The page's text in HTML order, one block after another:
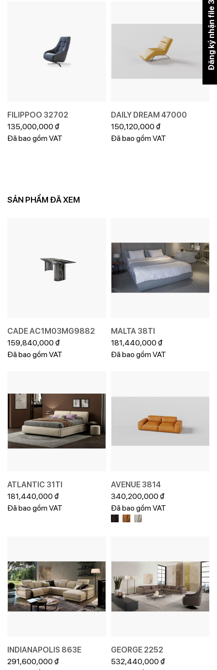
FILIPPOO 32702
135,000,000 ₫
Đã bao gồm VAT
DAILY DREAM 47000
150,120,000 ₫
Đã bao gồm VAT
SẢN PHẨM ĐÃ XEM
CADE AC1M03MG9882
159,840,000 ₫
Đã bao gồm VAT
MALTA 38TI
181,440,000 ₫
Đã bao gồm VAT
ATLANTIC 31TI
181,440,000 ₫
Đã bao gồm VAT
AVENUE 3814
340,200,000 ₫
Đã bao gồm VAT
INDIANAPOLIS 863E
291,600,000 ₫
GEORGE 2252
532,440,000 ₫
Đăng ký nhận file 3DMAX